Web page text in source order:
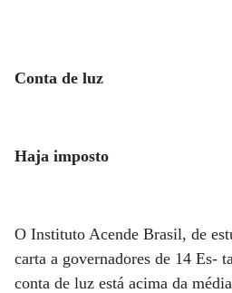
Conta de luz
Haja imposto
O Instituto Acende Brasil, de
carta a governadores de 14 Es-
conta de luz está acima da